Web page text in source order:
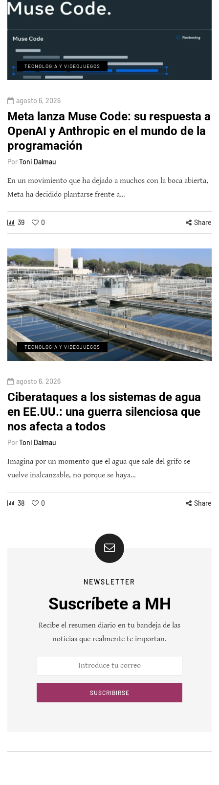
TECNOLOGÍA Y VIDEOJUEGOS
agosto 6, 2026
Meta lanza Muse Code: su respuesta a
OpenAI y Anthropic en el mundo de la
programación
PorToni Dalmau
En un movimiento que ha dejado a muchos con la boca abierta,
Meta ha decidido plantarse frente a…
39 0 Share
TECNOLOGÍA Y VIDEOJUEGOS
agosto 6, 2026
Ciberataques a los sistemas de agua
en EE.UU.: una guerra silenciosa que
nos afecta a todos
PorToni Dalmau
Imagina por un momento que el agua que sale del grifo se
vuelve inalcanzable, no porque se haya…
38 0 Share
NEWSLETTER
Suscríbete a MH
Recibe el resumen diario en tu bandeja de las
noticias que realmente te importan.
SUSCRIBIRSE